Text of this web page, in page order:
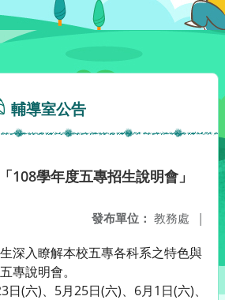
輔導室公告
108學年度五專招生說明會」
發布單位： 教務處 |
深入瞭解本校五專各科系之特色與
專說明會。
(六)、5月25日(六)、6月1日(六)、